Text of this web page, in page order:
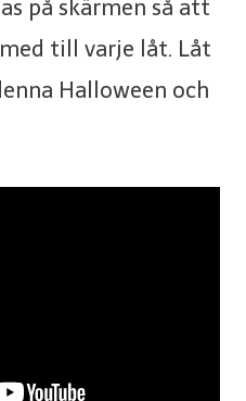
på skärmen så att
till varje låt. Låt
Halloween och